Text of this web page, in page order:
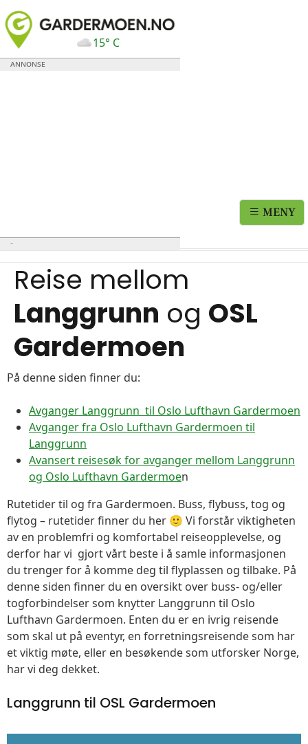
15° C
MENY
Reise mellom
Langgrunn og OSL
Gardermoen
På denne siden finner du:
Avganger Langgrunn til Oslo Lufthavn Gardermoen
Avganger fra Oslo Lufthavn Gardermoen til
Langgrunn
Avansert reisesøk for avganger mellom Langgrunn
og Oslo Lufthavn Gardermoen
Rutetider til og fra Gardermoen. Buss, flybuss, tog og
flytog – rutetider finner du her 🙂 Vi forstår viktigheten
av en problemfri og komfortabel reiseopplevelse, og
derfor har vi gjort vårt beste i å samle informasjonen
du trenger for å komme deg til flyplassen og tilbake. På
denne siden finner du en oversikt over buss- og/eller
togforbindelser som knytter Langgrunn til Oslo
Lufthavn Gardermoen. Enten du er en ivrig reisende
som skal ut på eventyr, en forretningsreisende som har
et viktig møte, eller en besøkende som utforsker Norge,
har vi deg dekket.
Langgrunn til OSL Gardermoen